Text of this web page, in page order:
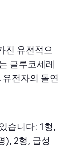
진 유전적으
글루코세레
유전자의 돌연
습니다: 1형,
), 2형, 급성